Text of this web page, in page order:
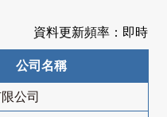
資料更新頻率：即時
公司名稱
公司